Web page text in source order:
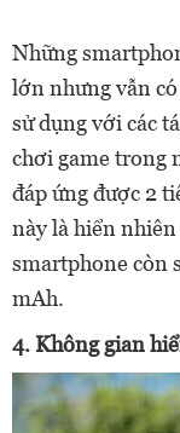
Những
lớn nhưng vẫn
sử dụng với các
chơi game trong
đáp ứng được 2
này là hiển
smartphone còn
mAh.
4. Không gian